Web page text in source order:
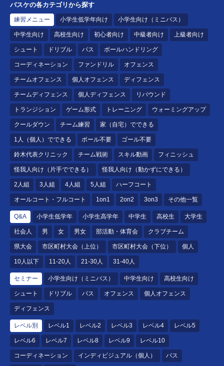
バスケの各カテゴリから探す
練習メニュー 小学生低学年向け 小学生向け（ミニバス）
中学生向け 高校生向け 初心者向け 中級者向け 上級者向け
シュート ドリブル パス ボールハンドリング
コーディネーション ファンドリル オフェンス
チームオフェンス 個人オフェンス ディフェンス
チームディフェンス 個人ディフェンス リバウンド
トランジション ゲーム形式 トレーニング ウォーミングアップ
クールダウン チーム練習 家（自宅）でできる
1人（個人）でできる ボール不要 ゴール不要
鈴木代表クリニック チーム戦術 スキル動画 フィニッシュ
怪我人向け（片手でできる） 怪我人向け（動かずにできる）
2人組 3人組 4人組 5人組 ハーフコート
オールコート・フルコート 1on1 2on2 3on3 その他一覧
Q&A 小学生低学年 小学生高学年 中学生 高校生 大学生
社会人 男 女 男女 部活動・体育会 クラブチーム
県大会 市区町村大会（上位） 市区町村大会（下位） 個人
10人以下 11-20人 21-30人 31-40人
セミナー 小学生向け（ミニバス） 中学生向け 高校生向け
シュート ドリブル パス オフェンス 個人オフェンス
ディフェンス
レベル別 レベル1 レベル2 レベル3 レベル4 レベル5
レベル6 レベル7 レベル8 レベル9 レベル10
コーディネーション インディビジュアル（個人） パス